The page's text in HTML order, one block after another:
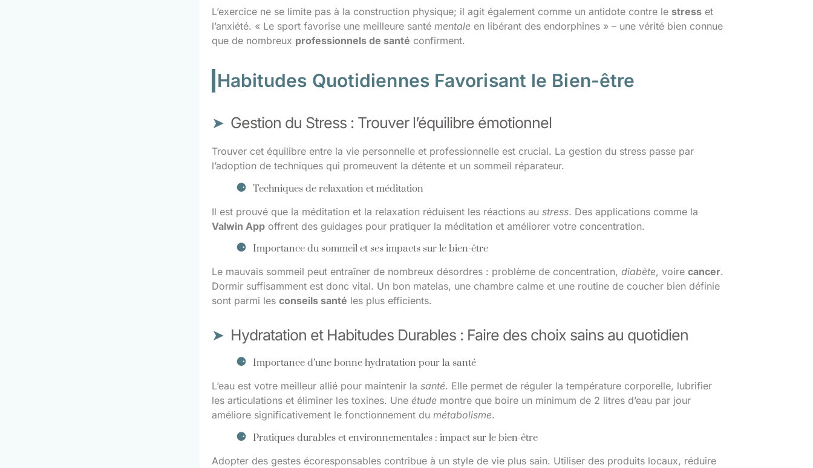
L’exercice ne se limite pas à la construction physique; il agit également comme un antidote contre le stresset
l’anxiété. « Le sport favorise une meilleure santé mentaleen libérant des endorphines » – une vérité bien connue
que de nombreux professionnels de santé confirment.
Habitudes Quotidiennes Favorisant le Bien-être
Gestion du Stress : Trouver l’équilibre émotionnel
Trouver cet équilibre entre la vie personnelle et professionnelle est crucial. La gestion du stress passe par
l’adoption de techniques qui promeuvent la détente et un sommeil réparateur.
Techniques de relaxation et méditation
Il est prouvé que la méditation et la relaxation réduisent les réactions au stress. Des applications comme la
Valwin Appoffrent des guidages pour pratiquer la méditation et améliorer votre concentration.
Importance du sommeil et ses impacts sur le bien-être
Le mauvais sommeil peut entraîner de nombreux désordres : problème de concentration, diabète, voire cancer.
Dormir suffisamment est donc vital. Un bon matelas, une chambre calme et une routine de coucher bien définie
sont parmi les conseils santé les plus efficients.
Hydratation et Habitudes Durables : Faire des choix sains au quotidien
Importance d’une bonne hydratation pour la santé
L’eau est votre meilleur allié pour maintenir la santé. Elle permet de réguler la température corporelle, lubrifier
les articulations et éliminer les toxines. Une étudemontre que boire un minimum de 2 litres d’eau par jour
améliore significativement le fonctionnement du métabolisme.
Pratiques durables et environnementales : impact sur le bien-être
Adopter des gestes écoresponsables contribue à un style de vie plus sain. Utiliser des produits locaux, réduire